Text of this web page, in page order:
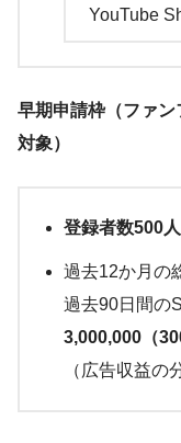
YouTube
早期申請枠（ファ
対象）
登録者数500人
過去12か月の
過去90日間の
3,000,000（
（広告収益の